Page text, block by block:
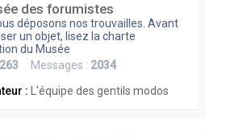
des forumistes
déposons nos trouvailles. Avant
un objet, lisez la charte
du Musée
263 Messages : 2034
:
L'équipe des gentils modos